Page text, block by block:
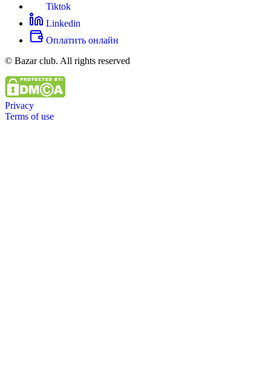
Tiktok
Linkedin
Оплатить онлайн
© Bazar club. All rights reserved
Privacy
Terms of use